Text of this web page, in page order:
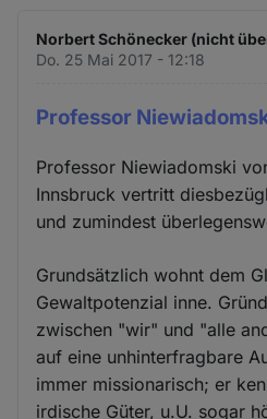
Norbert Schönecker (nicht
Do. 25 Mai 2017 - 12:18
Professor
Professor Niewiadomski
Innsbruck vertritt
und zumindest
Grundsätzlich wohnt dem
Gewaltpotenzial inne.
zwischen "wir" und "alle
auf eine unhinterfragbare
immer missionarisch; er
irdische Güter, u.U. sogar